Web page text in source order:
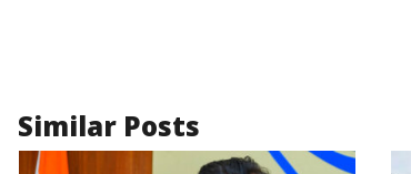
Similar Posts